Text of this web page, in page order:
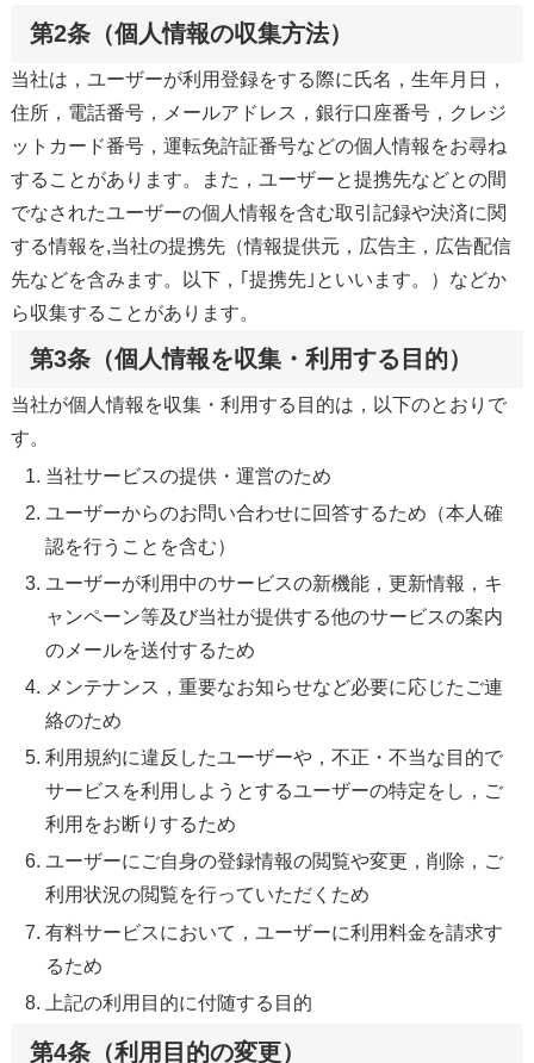
第2条（個人情報の収集方法）
当社は，ユーザーが利用登録をする際に氏名，生年月日，
住所，電話番号，メールアドレス，銀行口座番号，クレジ
ットカード番号，運転免許証番号などの個人情報をお尋ね
することがあります。また，ユーザーと提携先などとの間
でなされたユーザーの個人情報を含む取引記録や決済に関
する情報を,当社の提携先（情報提供元，広告主，広告配信
先などを含みます。以下，｢提携先｣といいます。）などか
ら収集することがあります。
第3条（個人情報を収集・利用する目的）
当社が個人情報を収集・利用する目的は，以下のとおりで
す。
当社サービスの提供・運営のため
ユーザーからのお問い合わせに回答するため（本人確
認を行うことを含む）
ユーザーが利用中のサービスの新機能，更新情報，キ
ャンペーン等及び当社が提供する他のサービスの案内
のメールを送付するため
メンテナンス，重要なお知らせなど必要に応じたご連
絡のため
利用規約に違反したユーザーや，不正・不当な目的で
サービスを利用しようとするユーザーの特定をし，ご
利用をお断りするため
ユーザーにご自身の登録情報の閲覧や変更，削除，ご
利用状況の閲覧を行っていただくため
有料サービスにおいて，ユーザーに利用料金を請求す
るため
上記の利用目的に付随する目的
第4条（利用目的の変更）